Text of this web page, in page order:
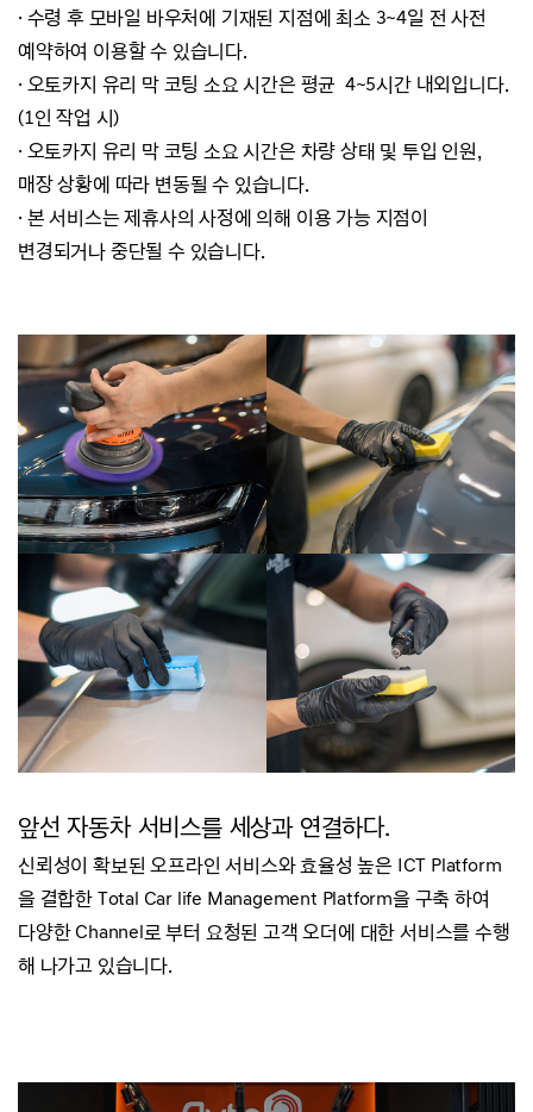
· 수령 후 모바일 바우처에 기재된 지점에 최소 3~4일 전 사전
예약하여 이용할 수 있습니다.
· 오토카지 유리 막 코팅 소요 시간은 평균 4~5시간 내외입니다.
(1인 작업 시)
· 오토카지 유리 막 코팅 소요 시간은 차량 상태 및 투입 인원,
매장 상황에 따라 변동될 수 있습니다.
· 본 서비스는 제휴사의 사정에 의해 이용 가능 지점이
변경되거나 중단될 수 있습니다.
앞선 자동차 서비스를 세상과 연결하다.
신뢰성이 확보된 오프라인 서비스와 효율성 높은 ICT Platform
을 결합한 Total Car life Management Platform을 구축 하여
다양한 Channel로 부터 요청된고객 오더에 대한 서비스를 수행
해 나가고 있습니다.